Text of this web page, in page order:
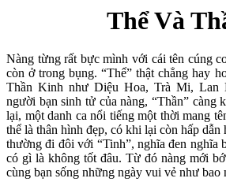
Thể Và
Nàng từng rất bực mình với cái tên cúng
còn ở trong bụng. “Thể” thật chẳng hay
Thần Kinh như Diệu Hoa, Trà Mi, Lan
người bạn sinh tử của nàng, “Thần” càng
lại, một danh ca nổi tiếng một thời mang
thể là thân hình đẹp, có khi lại còn hấp dẫn
thường đi đôi với “Tinh”, nghĩa đen nghĩa
có gì là không tốt đâu. Từ đó nàng mới
cùng bạn sống những ngày vui vẻ như